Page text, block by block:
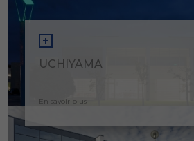
UCHIYAMA
En savoir plus